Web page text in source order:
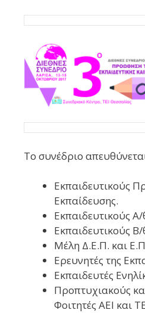
Το συνέδριο
Εκπαιδευτικούς
Εκπαίδευσης.
Εκπαιδευτικούς
Εκπαιδευτικούς
Μέλη Δ.Ε.Π. και
Ερευνητές της
Εκπαιδευτές
Προπτυχιακούς
Φοιτητές ΑΕΙ και